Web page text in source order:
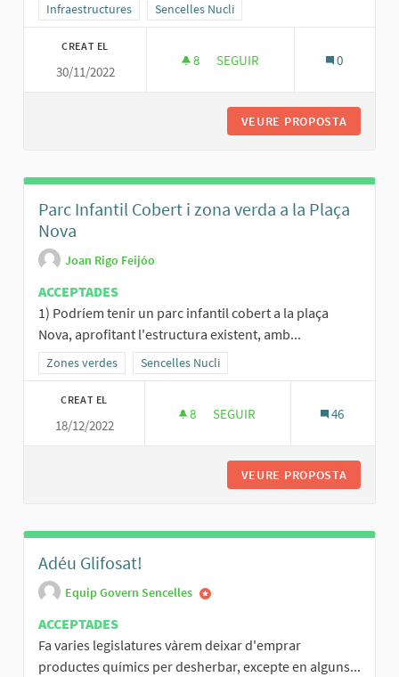
Resultats al filtrar per la categoria: Infraestructures
Infraestructures Resultats al filtrar per l'àmbit: Sencelles Nucli
Sencelles Nucli
CREAT EL
30/11/2022
8 8 SEGUIDORES
SEGUIR 0
VEURE PROPOSTA
Parc Infantil Cobert i zona verda a la Plaça
Nova
Joan Rigo Feijóo
ACCEPTADES
1) Podríem tenir un parc infantil cobert a la plaça
Nova, aprofitant l'estructura existent, amb...
Resultats al filtrar per la categoria: Zones verdes
Zones verdes Resultats al filtrar per l'àmbit: Sencelles Nucli
Sencelles Nucli
CREAT EL
18/12/2022
8 8 SEGUIDORES
SEGUIR 46
VEURE PROPOSTA
Adéu Glifosat!
Equip Govern Sencelles
ACCEPTADES
Fa varies legislatures vàrem deixar d'emprar
productes químics per desherbar, excepte en alguns...